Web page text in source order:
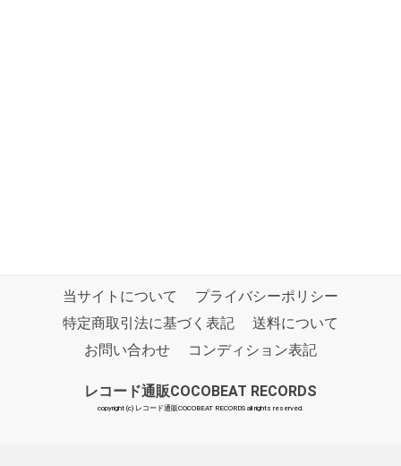
当サイトについて
プライバシーポリシー
特定商取引法に基づく表記
送料について
お問い合わせ
コンディション表記
レコード通販COCOBEAT RECORDS
copyright (c) レコード通販COCOBEAT RECORDS all rights reserved.